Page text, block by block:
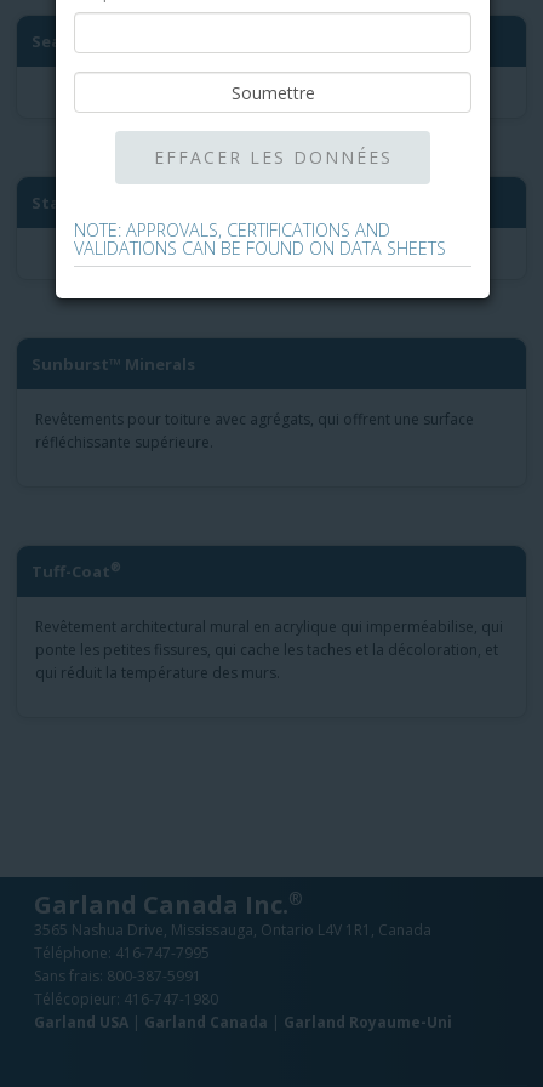
Seal-Tite™
Standard™ Roofing Granules
Sunburst™ Minerals
Revêtements pour toiture avec agrégats, qui offrent une surface
réfléchissante supérieure.
Tuff-Coat®
Revêtement architectural mural en acrylique qui imperméabilise, qui
ponte les petites fissures, qui cache les taches et la décoloration, et
qui réduit la température des murs.
NOTE: APPROVALS, CERTIFICATIONS AND
VALIDATIONS CAN BE FOUND ON DATA SHEETS
Garland Canada Inc.®
3565 Nashua Drive, Mississauga, Ontario L4V 1R1, Canada
Téléphone: 416-747-7995
Sans frais: 800-387-5991
Télécopieur: 416-747-1980
Garland USA| Garland Canada | Garland Royaume-Uni